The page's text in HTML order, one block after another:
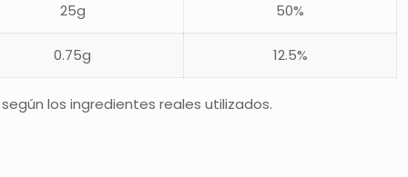
25g 50%
0.75g 12.5%
los ingredientes reales utilizados.